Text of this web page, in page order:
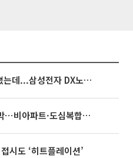
3445억 자사주 지급 마쳤는데...삼성전자 DX노조, 뒤늦은 '떼쓰기 집회'
영끌 '주택공급' 대책 임박⋯비아파트·도심복합까지 총동원
시도 ‘히트플레이션’